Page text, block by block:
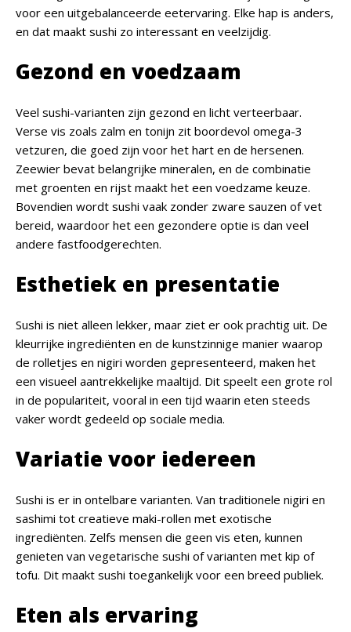
voor een uitgebalanceerde eetervaring. Elke hap is anders,
en dat maakt sushi zo interessant en veelzijdig.
Gezond en voedzaam
Veel sushi-varianten zijn gezond en licht verteerbaar.
Verse vis zoals zalm en tonijn zit boordevol omega-3
vetzuren, die goed zijn voor het hart en de hersenen.
Zeewier bevat belangrijke mineralen, en de combinatie
met groenten en rijst maakt het een voedzame keuze.
Bovendien wordt sushi vaak zonder zware sauzen of vet
bereid, waardoor het een gezondere optie is dan veel
andere fastfoodgerechten.
Esthetiek en presentatie
Sushi is niet alleen lekker, maar ziet er ook prachtig uit. De
kleurrijke ingrediënten en de kunstzinnige manier waarop
de rolletjes en nigiri worden gepresenteerd, maken het
een visueel aantrekkelijke maaltijd. Dit speelt een grote rol
in de populariteit, vooral in een tijd waarin eten steeds
vaker wordt gedeeld op sociale media.
Variatie voor iedereen
Sushi is er in ontelbare varianten. Van traditionele nigiri en
sashimi tot creatieve maki-rollen met exotische
ingrediënten. Zelfs mensen die geen vis eten, kunnen
genieten van vegetarische sushi of varianten met kip of
tofu. Dit maakt sushi toegankelijk voor een breed publiek.
Eten als ervaring